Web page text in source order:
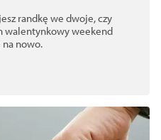
randkę we dwoje, czy
walentynkowy weekend
nowo.